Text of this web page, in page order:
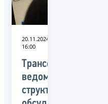
20.11.2024
16:00
Трансформацию
ведомственной
структуры